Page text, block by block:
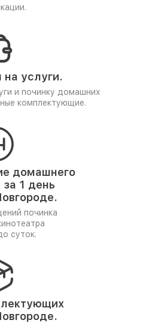
услуги.
и починку домашних
комплектующие.
домашнего
за 1 день
починка
суток.